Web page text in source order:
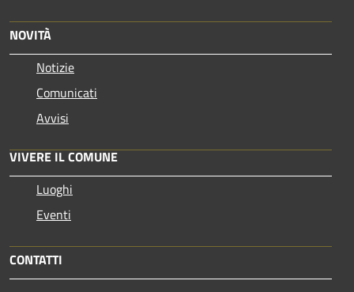
NOVITÀ
Notizie
Comunicati
Avvisi
VIVERE IL COMUNE
Luoghi
Eventi
CONTATTI